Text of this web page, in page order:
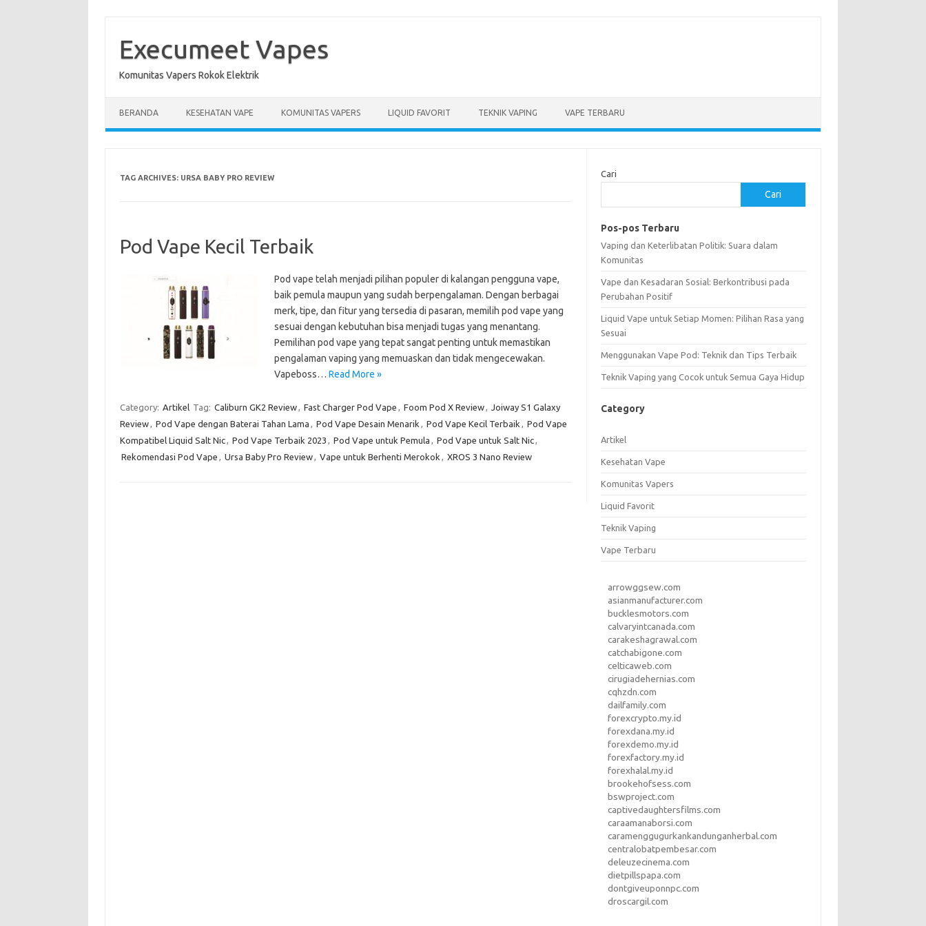
contentExecumeet Vapes
Komunitas Vapers Rokok Elektrik
BERANDA KESEHATAN VAPE KOMUNITAS VAPERS LIQUID FAVORIT TEKNIK VAPING VAPE TERBARU
TAG ARCHIVES: URSA BABY PRO REVIEW
Pod Vape Kecil Terbaik
Pod vape telah menjadi pilihan populer di kalangan pengguna vape,
baik pemula maupun yang sudah berpengalaman. Dengan berbagai
merk, tipe, dan fitur yang tersedia di pasaran, memilih pod vape yang
sesuai dengan kebutuhan bisa menjadi tugas yang menantang.
Pemilihan pod vape yang tepat sangat penting untuk memastikan
pengalaman vaping yang memuaskan dan tidak mengecewakan.
Vapeboss… Read More »
Category: Artikel Tag: Caliburn GK2 Review, Fast Charger Pod Vape , Foom Pod X Review, Joiway S1 Galaxy
Review, Pod Vape dengan Baterai Tahan Lama , Pod Vape Desain Menarik , Pod Vape Kecil Terbaik , Pod Vape
Kompatibel Liquid Salt Nic, Pod Vape Terbaik 2023 , Pod Vape untuk Pemula , Pod Vape untuk Salt Nic,
Rekomendasi Pod Vape , Ursa Baby Pro Review, Vape untuk Berhenti Merokok , XROS 3 Nano Review
Cari
Cari
Pos-pos Terbaru
Vaping dan Keterlibatan Politik: Suara dalam
Komunitas
Vape dan Kesadaran Sosial: Berkontribusi pada
Perubahan Positif
Liquid Vape untuk Setiap Momen: Pilihan Rasa yang
Sesuai
Menggunakan Vape Pod: Teknik dan Tips Terbaik
Teknik Vaping yang Cocok untuk Semua Gaya Hidup
Category
Artikel
Kesehatan Vape
Komunitas Vapers
Liquid Favorit
Teknik Vaping
Vape Terbaru
arrowggsew.com
asianmanufacturer.com
bucklesmotors.com
calvaryintcanada.com
carakeshagrawal.com
catchabigone.com
celticaweb.com
cirugiadehernias.com
cqhzdn.com
dailfamily.com
forexcrypto.my.id
forexdana.my.id
forexdemo.my.id
forexfactory.my.id
forexhalal.my.id
brookehofsess.com
bswproject.com
captivedaughtersfilms.com
caraamanaborsi.com
caramenggugurkankandunganherbal.com
centralobatpembesar.com
deleuzecinema.com
dietpillspapa.com
dontgiveuponnpc.com
droscargil.com